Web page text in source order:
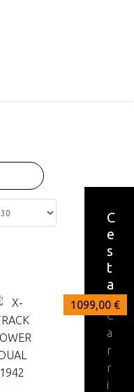
891,00 €
849,00 €
1099,00 €
C
e
s
t
a
C
a
r
r
i